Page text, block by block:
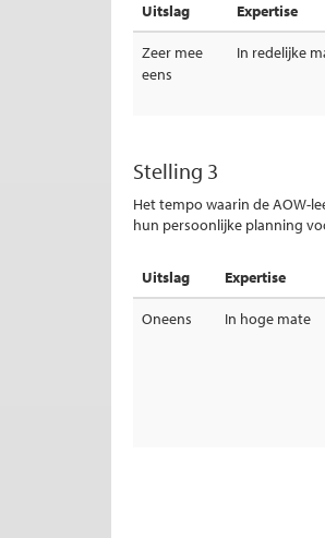
Uitslag Expertise
Zeer mee
eens
In redelijke
Stelling 3
Het tempo waarin de AOW-
hun persoonlijke planning
Uitslag Expertise
Oneens In hoge mate